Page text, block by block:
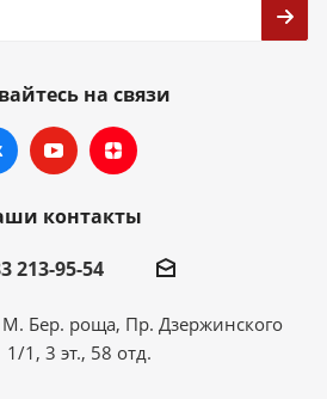
на связи
контакты
213-95-54
Бер. роща, Пр. Дзержинского
1/1, 3 эт., 58 отд.